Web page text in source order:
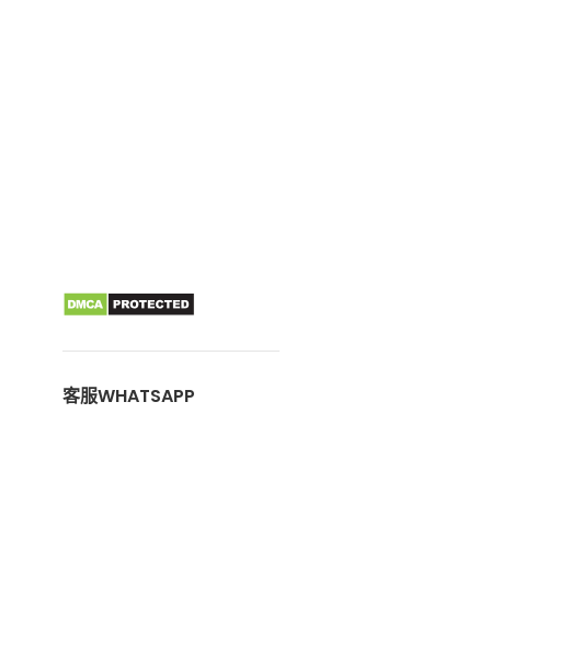
客服WHATSAPP